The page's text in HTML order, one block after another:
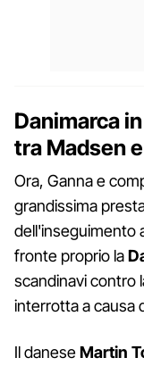
Danimarca
tra Madsen
Ora, Ganna e
grandissima
dell'inseguimento
fronte proprio la
scandinavi contro
interrotta a causa
Il daneseMartin